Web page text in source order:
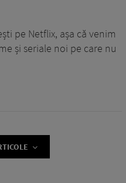
pe Netflix, așa că venim
și seriale noi pe care nu